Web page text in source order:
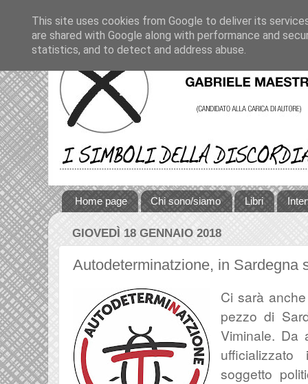
Home page Chi sono/siamo Libri
GIOVEDÌ 18 GENNAIO 2018
Autodeterminatzione, in Sardegna
Ci sarà
pezzo di
Viminale. Da
soggetto
This site uses cookies from Google to deliver its
are shared with Google along with performance and
statistics, and to detect and address abuse.